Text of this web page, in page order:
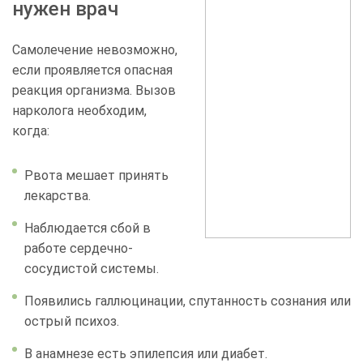
нужен врач
Самолечение невозможно,
если проявляется опасная
реакция организма. Вызов
нарколога необходим,
когда:
Рвота мешает принять
лекарства.
Наблюдается сбой в
работе сердечно-
сосудистой системы.
Появились галлюцинации, спутанность сознания или
острый психоз.
В анамнезе есть эпилепсия или диабет.